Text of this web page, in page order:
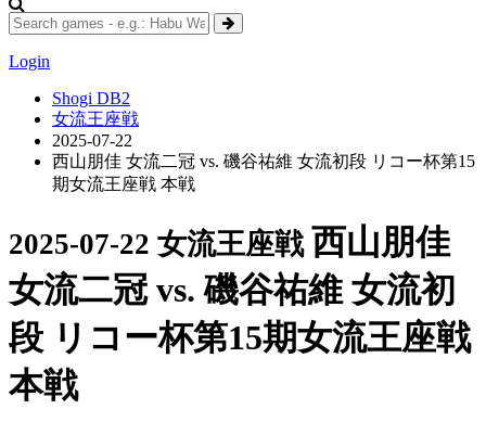
Login
Shogi DB2
女流王座戦
2025-07-22
西山朋佳 女流二冠 vs. 磯谷祐維 女流初段 リコー杯第15
期女流王座戦 本戦
2025-07-22 女流王座戦 西山朋佳
女流二冠 vs. 磯谷祐維 女流初
段 リコー杯第15期女流王座戦
本戦